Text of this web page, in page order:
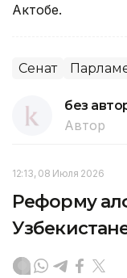
Актобе.
Сенат
без
Автор
12:13, 08 Июля 2026
Реформу